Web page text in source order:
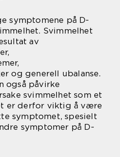
symptomene på D-
Svimmelhet
av
og generell ubalanse.
også påvirke
svimmelhet som et
er derfor viktig å være
symptomet, spesielt
symptomer på D-